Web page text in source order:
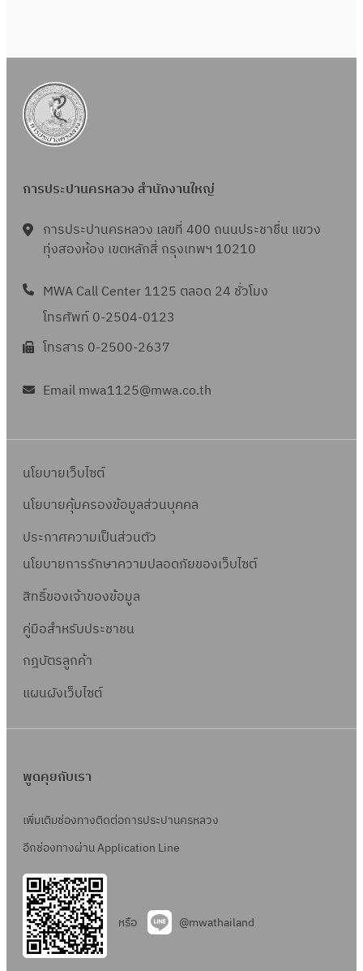
การประปานครหลวง สำนักงานใหญ่
การประปานครหลวง เลขที่ 400 ถนนประชาชื่น แขวง
ทุ่งสองห้อง เขตหลักสี่ กรุงเทพฯ 10210
MWA Call Center 1125 ตลอด 24 ชั่วโมง
โทรศัพท์ 0-2504-0123
โทรสาร 0-2500-2637
Email mwa1125@mwa.co.th
นโยบายเว็บไซต์
นโยบายคุ้มครองข้อมูลส่วนบุคคล
ประกาศความเป็นส่วนตัว
นโยบายการรักษาความปลอดภัยของเว็บไซต์
สิทธิ์ของเจ้าของข้อมูล
คู่มือสำหรับประชาชน
กฎบัตรลูกค้า
แผนผังเว็บไซต์
พูดคุยกับเรา
เพิ่มเติมช่องทางติดต่อการประปานครหลวง
อีกช่องทางผ่าน Application Line
หรือ @mwathailand